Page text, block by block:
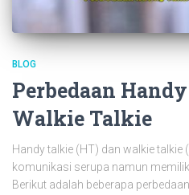
BLOG
Perbedaan
Walkie Talkie
Handy talkie (HT) dan walkie talkie
komunikasi serupa namun
Berikut adalah beberapa